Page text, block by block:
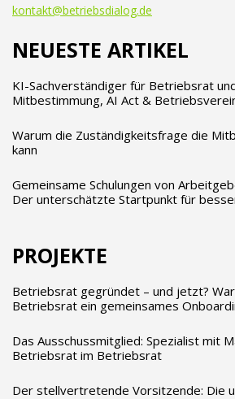
kontakt@betriebsdialog.de
NEUESTE ARTIKEL
KI-Sachverständiger für Betriebsrat
Mitbestimmung, AI Act &
Warum die Zuständigkeitsfrage die
kann
Gemeinsame Schulungen von
Der unterschätzte Startpunkt für
PROJEKTE
Betriebsrat gegründet – und jetzt?
Betriebsrat ein gemeinsames
Das Ausschussmitglied: Spezialist mit
Betriebsrat im Betriebsrat
Der stellvertretende Vorsitzende: Die